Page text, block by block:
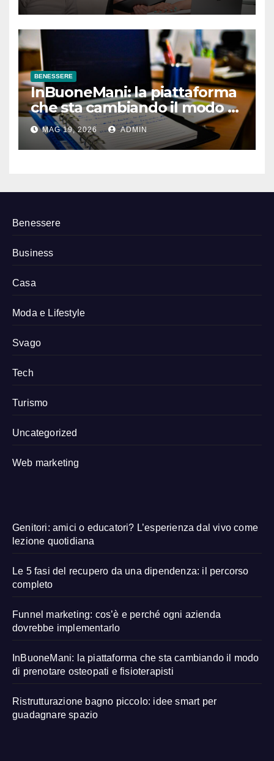
BENESSERE
InBuoneMani: la piattaforma
che sta cambiando il modo di
prenotare osteopati e
fisioterapisti
MAG 19, 2026 ADMIN
Benessere
Business
Casa
Moda e Lifestyle
Svago
Tech
Turismo
Uncategorized
Web marketing
Genitori: amici o educatori? L’esperienza dal vivo come
lezione quotidiana
Le 5 fasi del recupero da una dipendenza: il percorso
completo
Funnel marketing: cos’è e perché ogni azienda
dovrebbe implementarlo
InBuoneMani: la piattaforma che sta cambiando il modo
di prenotare osteopati e fisioterapisti
Ristrutturazione bagno piccolo: idee smart per
guadagnare spazio